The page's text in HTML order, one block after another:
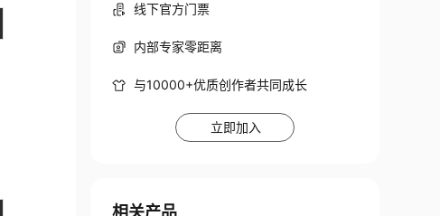
线下官方门票
内部专家零距离
与10000+优质创作者共同成长
立即加入
相关产品